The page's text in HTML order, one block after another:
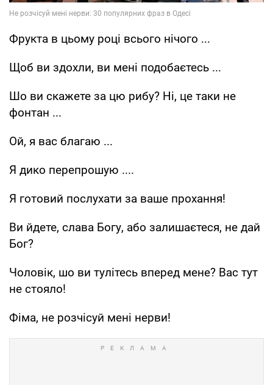
Фрукта в цьому році всього нічого ...
Щоб ви здохли, ви мені подобаєтесь ...
Шо ви скажете за цю рибу? Ні, це таки не
фонтан ...
Ой, я вас благаю ...
Я дико перепрошую ....
Я готовий послухати за ваше прохання!
Ви йдете, слава Богу, або залишаєтеся, не дай
Бог?
Чоловік, шо ви тулітесь вперед мене? Вас тут
не стояло!
Фіма, не розчісуй мені нерви!